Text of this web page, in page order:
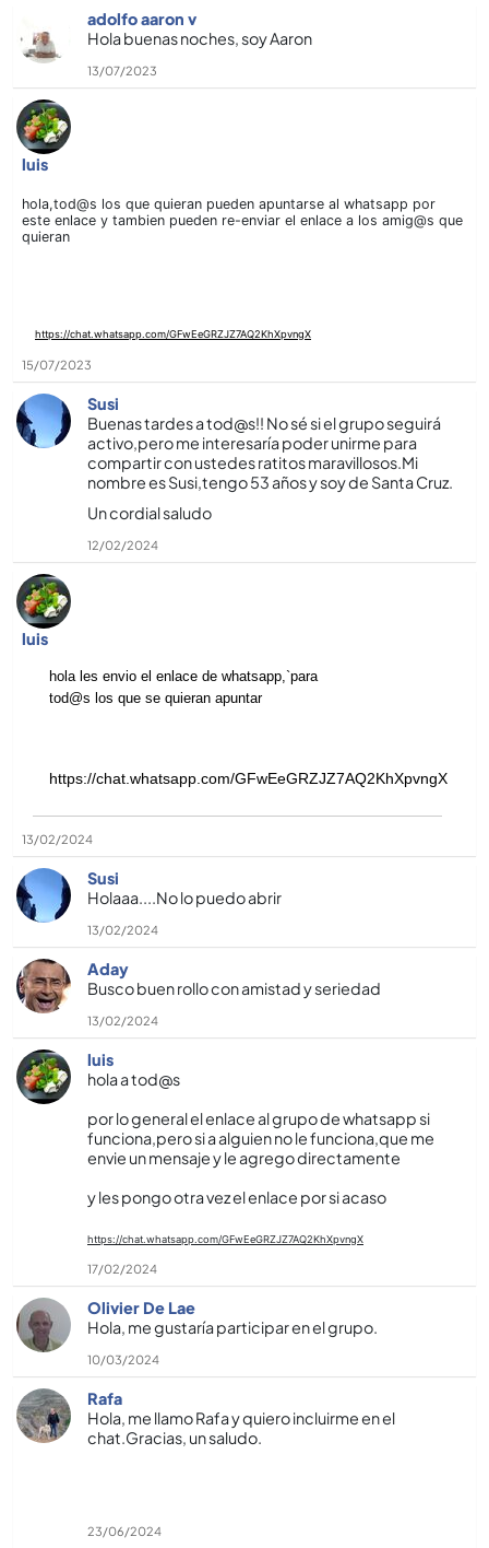
adolfo aaron v
Hola buenas noches, soy Aaron
13/07/2023
luis
hola,tod@s los que quieran pueden apuntarse al whatsapp por
este enlace y tambien pueden re-enviar el enlace a los amig@s que
quieran
https://chat.whatsapp.com/GFwEeGRZJZ7AQ2KhXpvngX
15/07/2023
Susi
Buenas tardes a tod@s!! No sé si el grupo seguirá
activo,pero me interesarí­a poder unirme para
compartir con ustedes ratitos maravillosos.Mi
nombre es Susi,tengo 53 años y soy de Santa Cruz.
Un cordial saludo
12/02/2024
luis
hola les envio el enlace de whatsapp,`para
tod@s los que se quieran apuntar
https://chat.whatsapp.com/GFwEeGRZJZ7AQ2KhXpvngX
13/02/2024
Susi
Holaaa....No lo puedo abrir
13/02/2024
Aday
Busco buen rollo con amistad y seriedad
13/02/2024
luis
hola a tod@s
por lo general el enlace al grupo de whatsapp si
funciona,pero si a alguien no le funciona,que me
envie un mensaje y le agrego directamente
y les pongo otra vez el enlace por si acaso
https://chat.whatsapp.com/GFwEeGRZJZ7AQ2KhXpvngX
17/02/2024
Olivier De Lae
Hola, me gustarí­a participar en el grupo.
10/03/2024
Rafa
Hola, me llamo Rafa y quiero incluirme en el
chat.Gracias, un saludo.
23/06/2024